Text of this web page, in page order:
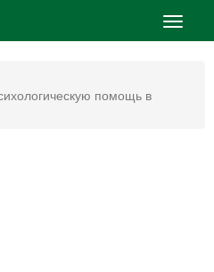
помощь в